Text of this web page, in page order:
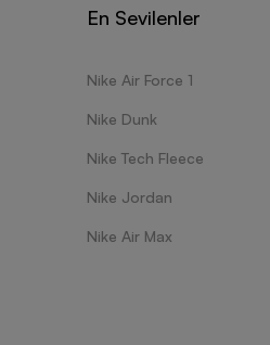
En Sevilenler
Nike Air Force 1
Nike Dunk
Nike Tech Fleece
Nike Jordan
Nike Air Max